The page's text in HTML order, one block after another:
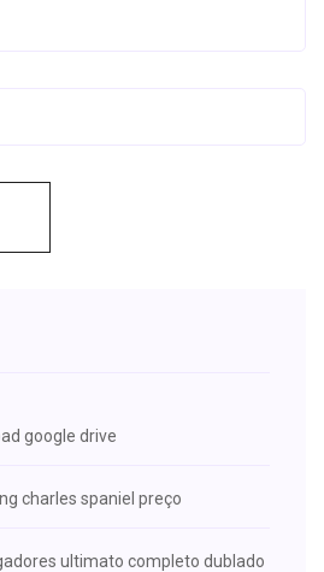
google drive
charles spaniel preço
ultimato completo dublado